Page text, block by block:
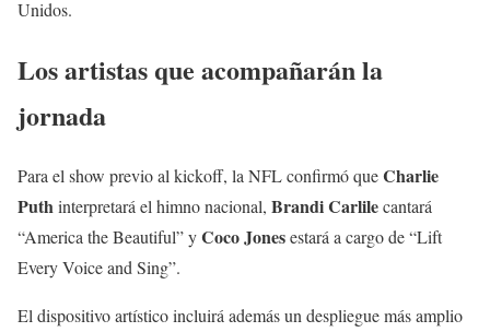
Unidos.
Los artistas que acompañarán la
jornada
Para el show previo al kickoff, la NFL confirmó queCharlie
Puthinterpretará el himno nacional, Brandi Carlilecantará
“America the Beautiful” yCoco Jonesestará a cargo de “Lift
Every Voice and Sing”.
El dispositivo artístico incluirá además un despliegue más amplio